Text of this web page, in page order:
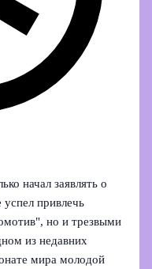
начал заявлять о
привлечь
но и трезвыми
из недавних
мира молодой